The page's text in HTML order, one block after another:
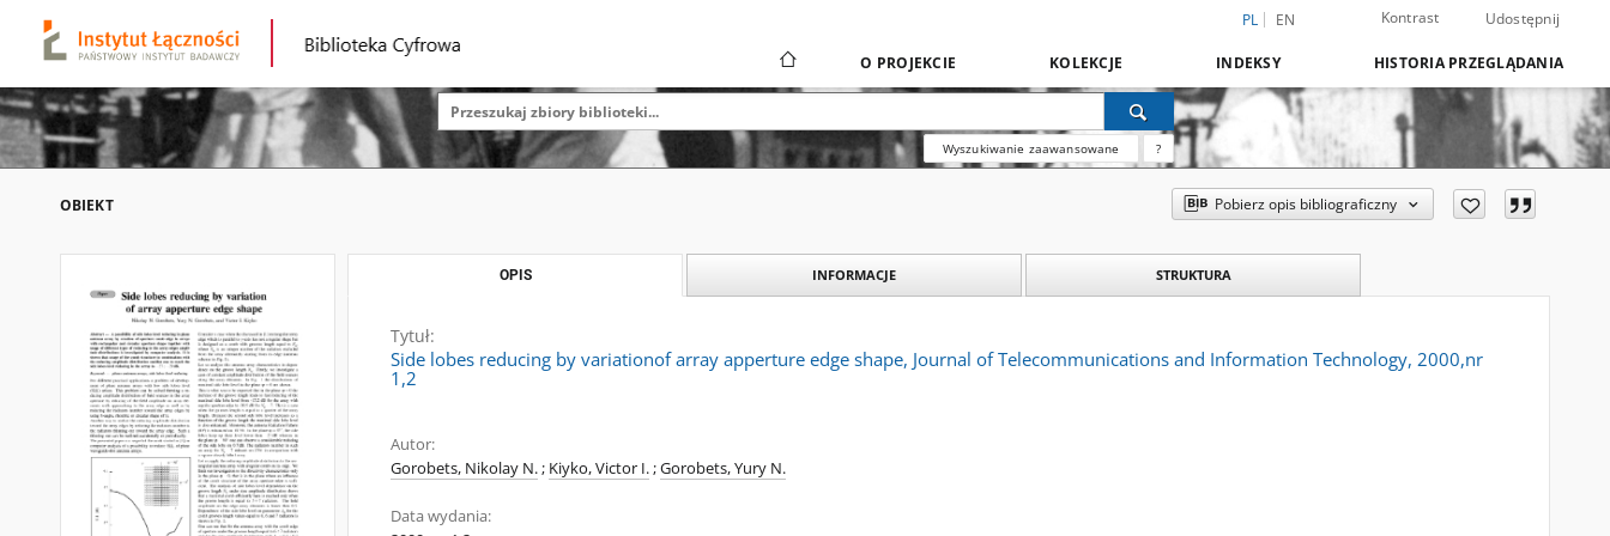
PL EN Kontrast Udostępnij
O PROJEKCIE KOLEKCJE INDEKSY HISTORIA PRZEGLĄDANIA
Wyszukiwanie zaawansowane ?
OBIEKT Pobierz opis bibliograficzny
OPIS INFORMACJE STRUKTURA
Tytuł:
Side lobes reducing by variationof array apperture edge shape, Journal of Telecommunications and Information Technology, 2000,nr
1,2
Autor:
Gorobets, Nikolay N.; Kiyko, Victor I.;Gorobets, Yury N.
Data wydania: